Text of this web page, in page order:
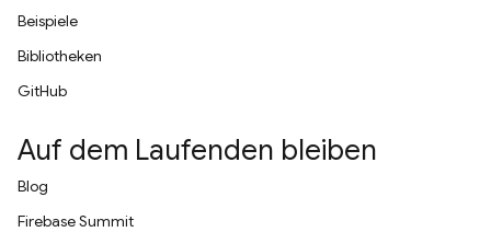
Beispiele
Bibliotheken
GitHub
Auf dem Laufenden bleiben
Blog
Firebase Summit